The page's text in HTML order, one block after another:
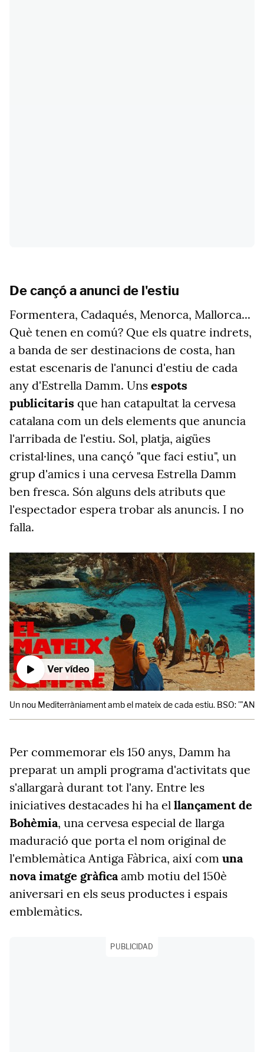
De cançó a anunci de l'estiu
Formentera, Cadaqués, Menorca, Mallorca...
Què tenen en comú? Que els quatre indrets,
a banda de ser destinacions de costa, han
estat escenaris de l'anunci d'estiu de cada
any d'Estrella Damm. Uns espots
publicitaris que han catapultat la cervesa
catalana com un dels elements que anuncia
l'arribada de l'estiu. Sol, platja, aigües
cristal·lines, una cançó "que faci estiu", un
grup d'amics i una cervesa Estrella Damm
ben fresca. Són alguns dels atributs que
l'espectador espera trobar als anuncis. I no
falla.
Ver vídeo
Un nou Mediterràniament amb el mateix de cada estiu. BSO:
Per commemorar els 150 anys, Damm ha
preparat un ampli programa d'activitats que
s'allargarà durant tot l'any. Entre les
iniciatives destacades hi ha el llançament de
Bohèmia, una cervesa especial de llarga
maduració que porta el nom original de
l'emblemàtica Antiga Fàbrica, així com una
nova imatge gràficaamb motiu del 150è
aniversari en els seus productes i espais
emblemàtics.
PUBLICIDAD